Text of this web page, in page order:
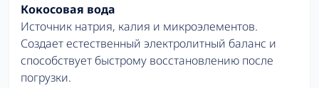
Кокосовая вода
Источник натрия, калия и микроэлементов.
Создает естественный электролитный баланс и
способствует быстрому восстановлению после
погрузки.